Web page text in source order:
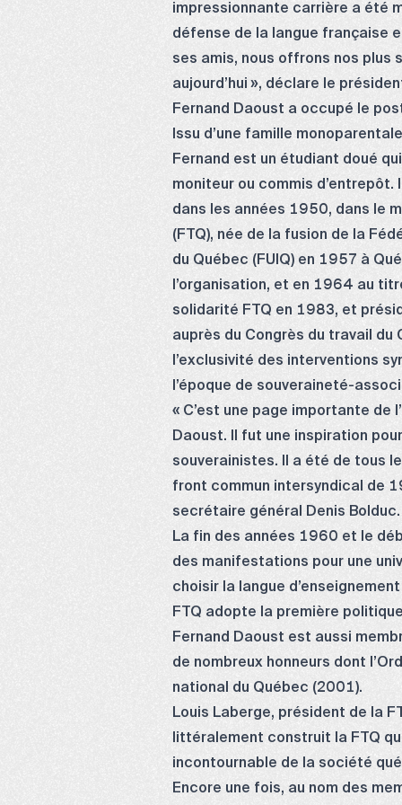
impressionnante carrière a été
défense de la langue française
ses amis, nous offrons nos plus
aujourd’hui », déclare le
Fernand Daoust a occupé le
Issu d’une famille
Fernand est un étudiant doué
moniteur ou commis
dans les années 1950, dans le
(FTQ), née de la fusion de la
du Québec (FUIQ) en 1957 à
l’organisation, et en 1964 au
solidarité FTQ en 1983, et
auprès du Congrès du travail
l’exclusivité des interventions
l’époque de souveraineté-
« C’est une page importante
Daoust. Il fut une inspiration
souverainistes. Il a été de tous
front commun intersyndical de
secrétaire général Denis Bolduc.
La fin des années 1960 et le
des manifestations pour une
choisir la langue
FTQ adopte la première
Fernand Daoust est aussi
de nombreux honneurs dont
national du Québec (2001).
Louis Laberge, président de la
littéralement construit la FTQ
incontournable de la société
Encore une fois, au nom des